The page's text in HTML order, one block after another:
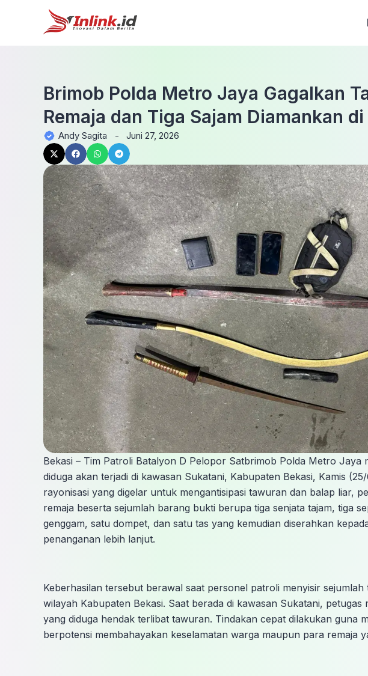
Brimob Polda Metro Jaya Gagalkan
Remaja dan Tiga Sajam Diamankan
Andy Sagita - Juni 27, 2026
Bekasi – Tim Patroli Batalyon D Pelopor Satbrimob Polda Metro Jaya
diduga akan terjadi di kawasan Sukatani, Kabupaten Bekasi, Kamis
rayonisasi yang digelar untuk mengantisipasi tawuran dan balap liar,
remaja beserta sejumlah barang bukti berupa tiga senjata tajam, tiga
genggam, satu dompet, dan satu tas yang kemudian diserahkan
penanganan lebih lanjut.
Keberhasilan tersebut berawal saat personel patroli menyisir
wilayah Kabupaten Bekasi. Saat berada di kawasan Sukatani,
yang diduga hendak terlibat tawuran. Tindakan cepat dilakukan guna
berpotensi membahayakan keselamatan warga maupun para remaja